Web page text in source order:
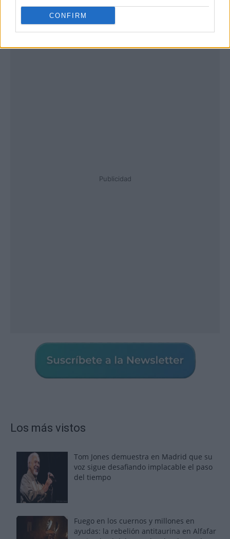
CONFIRM
Publicidad
Los más vistos
Tom Jones demuestra en Madrid que su
voz sigue desafiando implacable el paso
del tiempo
Fuego en los cuernos y millones en
ayudas: la rebelión antitaurina en Alfafar